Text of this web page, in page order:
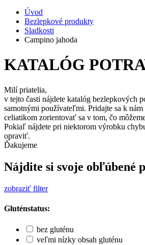
Úvod
Bezlepkové produkty
Sladkosti
Campino jahoda
KATALÓG
Milí priatelia,
v tejto časti nájdete katalóg bezlepkových
samotnými používateľmi. Pridajte sa k nám
celiatikom zorientovať sa v tom, čo
Pokiaľ nájdete pri niektorom výrobku
opraviť.
Ďakujeme
Nájdite si svoje obľúbené
zobraziť filter
Gluténstatus:
bez gluténu
veľmi nízky obsah gluténu